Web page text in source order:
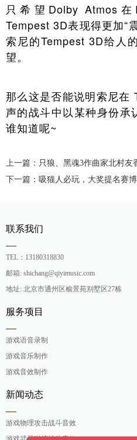
只希望Dolby Atmos
Tempest 3D表现得更加“
索尼的Tempest 3D给人
望。
那么这是否能说明索尼在
声的战斗中以某种身份承
谁知道呢~
上一篇：只狼、黑魂3作曲家北村友
联系我们
TEL：13180318830
邮箱: shichang@qiyimusic.com
地址: 北京市通州区榆景苑别墅区27栋
服务项目
游戏语音录制
游戏音乐制作
游戏音效制作
新闻动态
游戏物理攻击战斗音效